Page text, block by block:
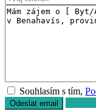
Souhlasím s tím,